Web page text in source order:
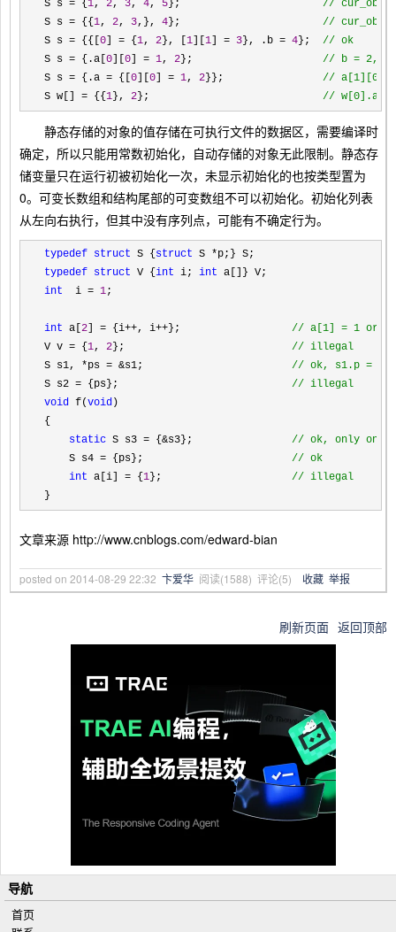
S s = { 1, 2, 3, 4, 5 }; // cur_obj
S s = {{ 1, 2, 3,}, 4 }; // cur_obj
S s = {{[ 0 ] = { 1, 2 }, [ 1 1 ] = 3 }, .b = 4 }; // ok
S s = {.a[ 0 0 ] = 1, 2 }; // b = 2,
S s = {.a = {[ 0 0 ] = 1, 2 }}; // a[1][0]
S w[] = {{ 1 }, 2 }; //
静态存储的对象的值存储在可执行文件的数据区，需要编译时
确定，所以只能用常数初始化，自动存储的对象无此限制。静态存
储变量只在运行初被初始化一次，未显示初始化的也按类型置为
0。可变长数组和结构尾部的可变数组不可以初始化。初始化列表
从左向右执行，但其中没有序列点，可能有不确定行为。
typedef struct S { struct S *
typedef struct V { int i; int
int
  i =
1;
int a[ 2 ] = {i++, i++}; // a[1] = 1 or 2
V v = { 1, 2 }; // illegal
S s1, *ps = &s1; // ok, s1.p =
S s2 = {ps}; // illegal
void f(void )
{
static S s3 = {&s3}; // ok, only once
    S s4 = {ps};
// ok
int a[i] = { 1 }; // illegal
}
文章来源 http://www.cnblogs.com/edward-bian
posted on 2014-08-29 22:32 卞爱华 阅读(1588) 评论(5) 收藏 举报
刷新页面 返回顶部
导航
首页